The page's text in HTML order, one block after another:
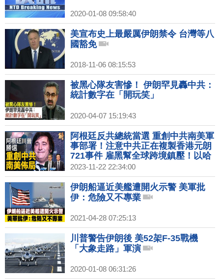
2020-01-08 09:58:40
美宣布史上最嚴厲伊朗禁令 台灣等八
國豁免
2018-11-06 08:15:53
被黑心隊友害慘！ 伊朗罕見轟中共：
統計數字在「開玩笑」
2020-04-07 15:19:43
阿根廷反共總統當選 重創中共南美軍
事部署！注意中共正在複製香港元朗
721事件 雇黑幫全球跨境鎮壓！以哈
就要停火？中共意圖在中東牽制美軍
無果！｜桑普｜吳明杰｜新聞大破解
【2023年11月22日】
2023-11-22 22:34:00
伊朗船逼近美艦遭開火示警 美軍批
伊：危險又不專業
2021-04-28 07:25:13
川普警告伊朗後 美52架F-35戰機
「大象走路」軍演
2020-01-08 06:31:26